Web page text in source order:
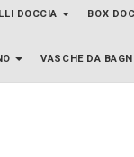
DOCCIA BOX
VASCHE DA